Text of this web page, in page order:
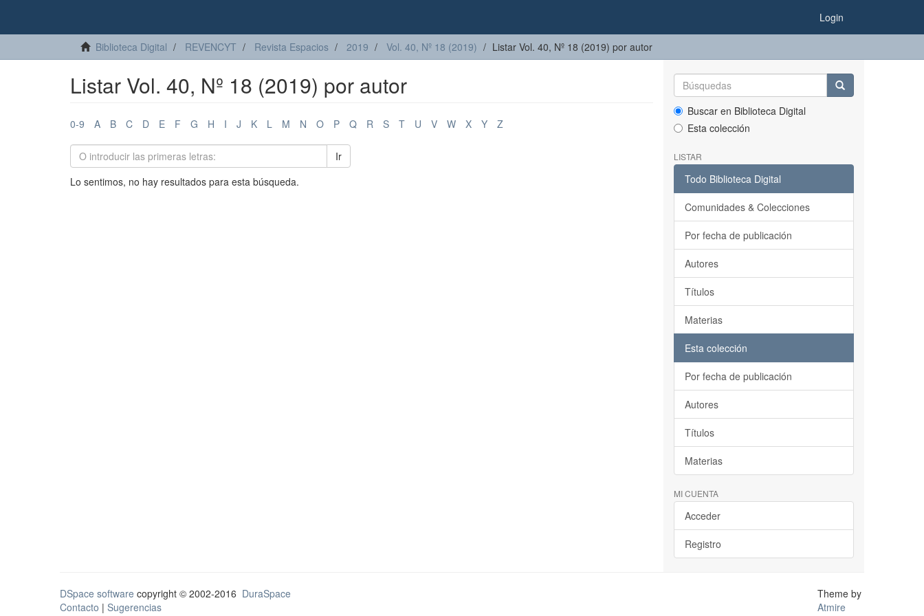
Login
Biblioteca Digital REVENCYT Revista Espacios 2019 Vol. 40, Nº 18 (2019) Listar Vol. 40, Nº 18 (2019) por autor
Listar Vol. 40, Nº 18 (2019) por autor
0-9 A B C D E F G H I J K L M N O P Q R S T U V W X Y Z
Ir
Lo sentimos, no hay resultados para esta búsqueda.
Buscar en Biblioteca Digital
Esta colección
LISTAR
Todo Biblioteca Digital
Comunidades & Colecciones
Por fecha de publicación
Autores
Títulos
Materias
Esta colección
Por fecha de publicación
Autores
Títulos
Materias
MI CUENTA
Acceder
Registro
DSpace software copyright © 2002-2016 DuraSpace
Contacto | Sugerencias
Theme by
Atmire